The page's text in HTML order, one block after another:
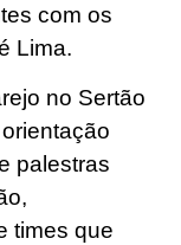
com os
Lima.
no Sertão
palestras
times que